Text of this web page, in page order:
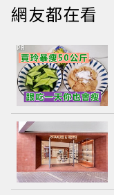
網友都在看
PR